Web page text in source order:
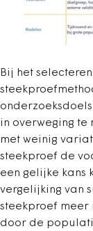
Bij het
in overweging te
met weinig
steekproef de
een gelijke kans
vergelijking van
steekproef meer
door de